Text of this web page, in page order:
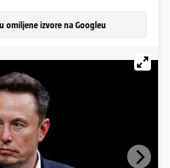
omiljene izvore na Googleu